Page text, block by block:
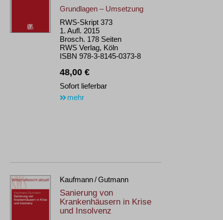
Grundlagen – Umsetzung
RWS-Skript 373
1. Aufl. 2015
Brosch. 178 Seiten
RWS Verlag, Köln
ISBN 978-3-8145-0373-8
48,00 €
Sofort lieferbar
mehr
Kaufmann / Gutmann
Sanierung von
Krankenhäusern in Krise
und Insolvenz